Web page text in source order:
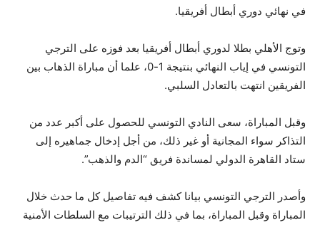
في نهائي دوري أبطال أفريقيا.
وتوج الأهلي بطلا لدوري أبطال أفريقيا بعد فوزه على الترجي
التونسي في إياب النهائي بنتيجة 1-0، علما أن مباراة الذهاب بين
الفريقين انتهت بالتعادل السلبي.
وقبل المباراة، سعى النادي التونسي للحصول على أكبر عدد من
التذاكر سواء المجانية أو غير ذلك، من أجل إدخال جماهيره إلى
ستاد القاهرة الدولي لمساندة فريق “الدم والذهب”.
وأصدر الترجي التونسي بيانا كشف فيه تفاصيل كل ما حدث خلال
المباراة وقبل المباراة، بما في ذلك الترتيبات مع السلطات الأمنية